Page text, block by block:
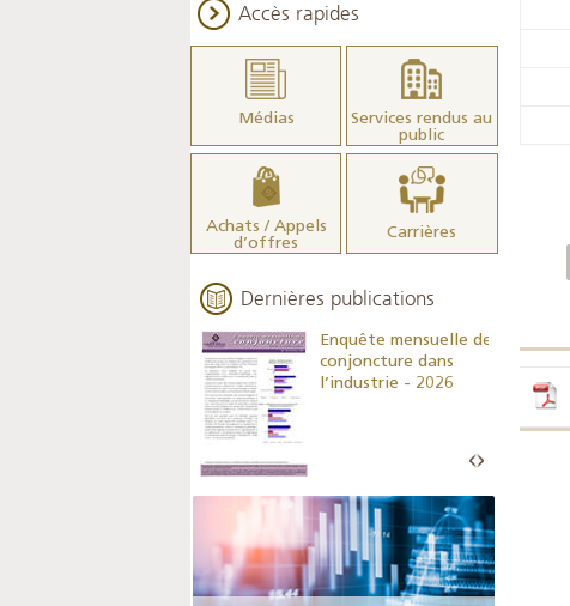
Accès rapides
Médias
Services rendus au
public
Achats / Appels
d’offres
Carrières
Dernières publications
Enquête mensuelle de
conjoncture dans
l’industrie - 2026